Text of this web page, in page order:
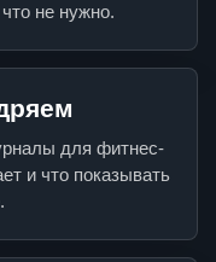
не нужно.
для фитнес-
и что показывать